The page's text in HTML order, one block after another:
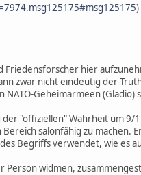
hier
zwar nicht eindeutig der
Geheimarmeen (Gladio)
"offiziellen" Wahrheit um 9/
salonfähig zu machen.
Begriffs verwendet, wie es
Person widmen,